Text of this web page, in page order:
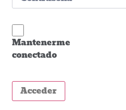
Mantenerme
conectado
Acceder